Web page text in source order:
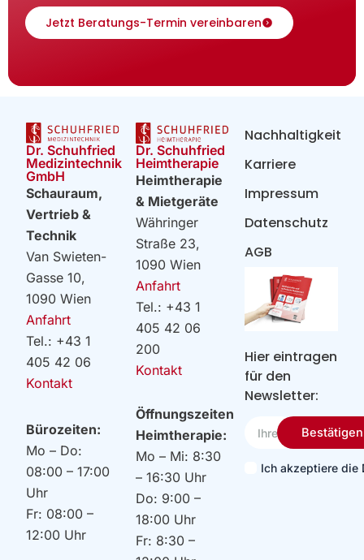
Jetzt Beratungs-Termin vereinbaren
Dr. Schuhfried
Medizintechnik
GmbH
Schauraum,
Vertrieb &
Technik
Van Swieten-
Gasse 10,
1090 Wien
Anfahrt
Tel.: +43 1
405 42 06
Kontakt
Bürozeiten:
Mo – Do:
08:00 – 17:00
Uhr
Fr: 08:00 –
12:00 Uhr
Dr. Schuhfried
Heimtherapie
Heimtherapie
& Mietgeräte
Währinger
Straße 23,
1090 Wien
Anfahrt
Tel.: +43 1
405 42 06
200
Kontakt
Öffnungszeiten
Heimtherapie:
Mo – Mi: 8:30
– 16:30 Uhr
Do: 9:00 –
18:00 Uhr
Fr: 8:30 –
Hier eintragen
für den
Newsletter:
Email
Ich akzeptiere die
Bestätigen
Nachhaltigkeit
Karriere
Impressum
Datenschutz
AGB